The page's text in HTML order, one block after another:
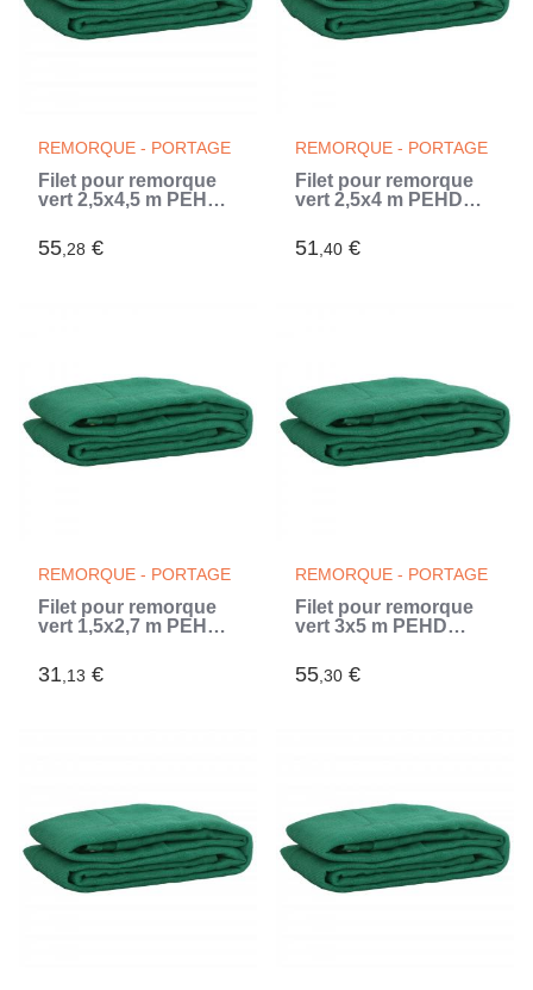
REMORQUE - PORTAGE
Filet pour remorque
vert 2,5x4,5 m PEHD
55,28 €
REMORQUE - PORTAGE
Filet pour remorque
vert 2,5x4 m PEHD
51,40 €
REMORQUE - PORTAGE
Filet pour remorque
vert 1,5x2,7 m PEHD
31,13 €
REMORQUE - PORTAGE
Filet pour remorque
vert 3x5 m PEHD
55,30 €